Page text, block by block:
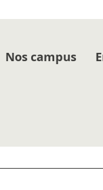
Nos campus